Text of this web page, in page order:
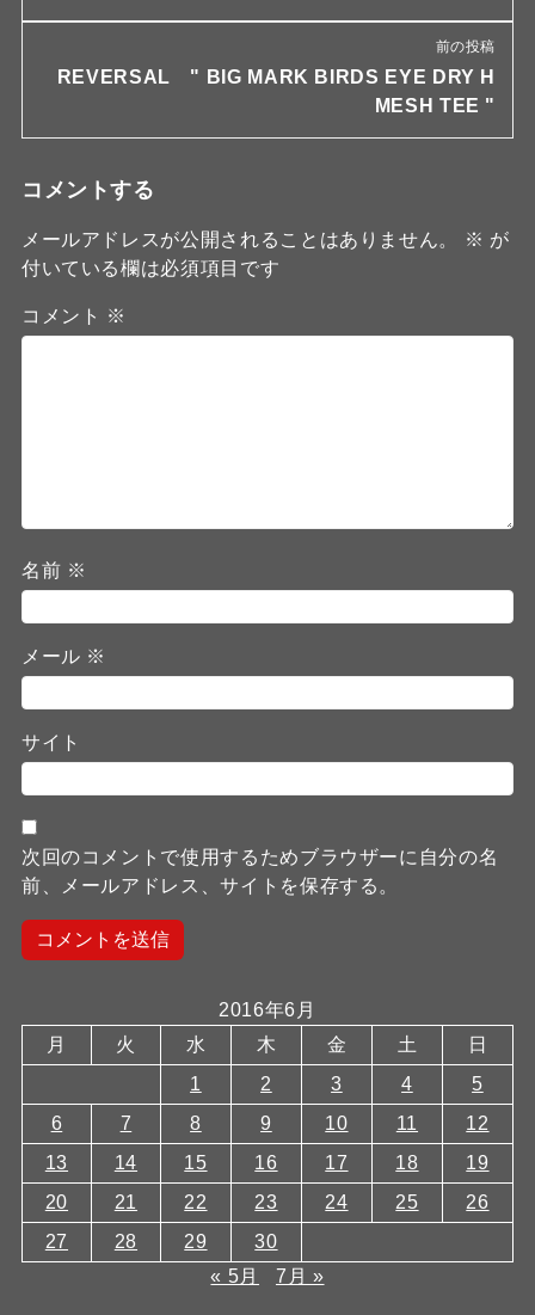
前の投稿
REVERSAL " BIG MARK BIRDS EYE DRY H
MESH TEE "
コメントする
メールアドレスが公開されることはありません。 ※ が
付いている欄は必須項目です
コメント ※
名前 ※
メール ※
サイト
次回のコメントで使用するためブラウザーに自分の名
前、メールアドレス、サイトを保存する。
2016年6月
月
火 水 木 金 土
日
1
2 3 4
5
6
7 8 9 10 11
12
13
14 15 16 17 18
19
20
21 22 23 24 25
26
27
28 29
30
« 5月
7月 »